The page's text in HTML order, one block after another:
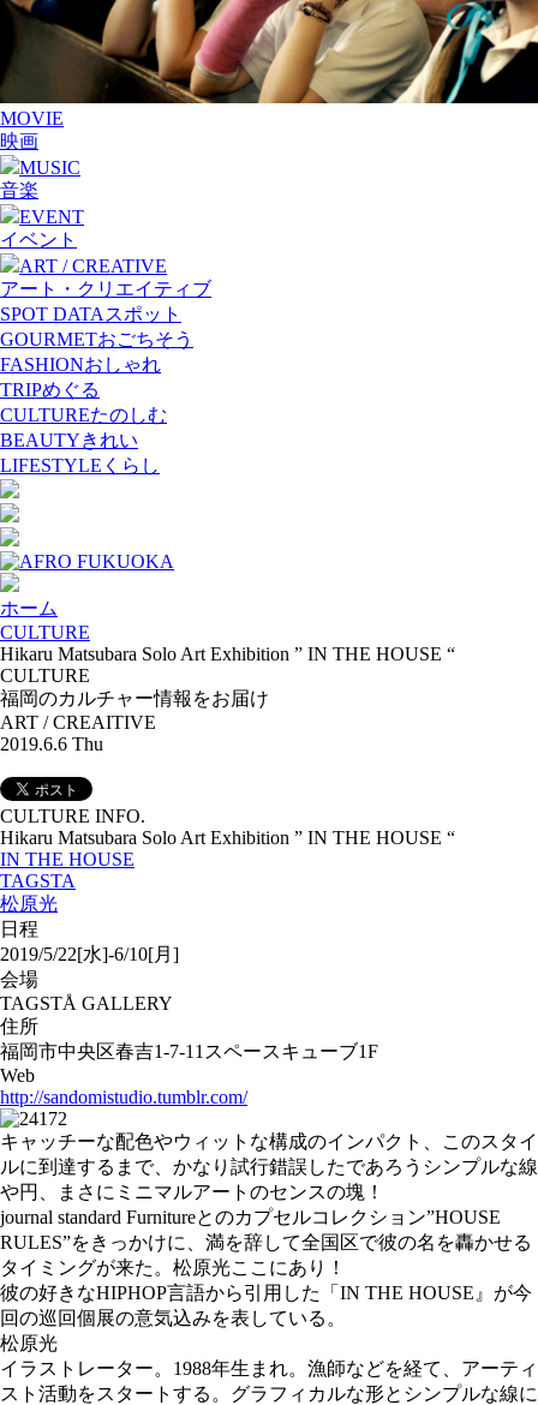
MOVIE
映画
MUSIC
音楽
EVENT
イベント
ART / CREATIVE
アート・クリエイティブ
SPOT DATA スポット
GOURMETおごちそう
FASHIONおしゃれ
TRIPめぐる
CULTUREたのしむ
BEAUTYきれい
LIFESTYLE くらし
ホーム
CULTURE
Hikaru Matsubara Solo Art Exhibition ” IN THE HOUSE “
CULTURE
福岡のカルチャー情報をお届け
ART / CREAITIVE
2019.6.6 Thu
CULTURE INFO.
Hikaru Matsubara Solo Art Exhibition ” IN THE HOUSE “
IN THE HOUSE
TAGSTA
松原光
日程
2019/5/22[水]-6/10[月]
会場
TAGSTÅ GALLERY
住所
福岡市中央区春吉1-7-11スペースキューブ1F
Web
http://sandomistudio.tumblr.com/
キャッチーな配色やウィットな構成のインパクト、このスタイ
ルに到達するまで、かなり試行錯誤したであろうシンプルな線
や円、まさにミニマルアートのセンスの塊！
journal standard Furnitureとのカプセルコレクション”HOUSE
RULES”をきっかけに、満を辞して全国区で彼の名を轟かせる
タイミングが来た。松原光ここにあり！
彼の好きなHIPHOP言語から引用した「IN THE HOUSE』が今
回の巡回個展の意気込みを表している。
松原光
イラストレーター。1988年生まれ。漁師などを経て、アーティ
スト活動をスタートする。グラフィカルな形とシンプルな線に